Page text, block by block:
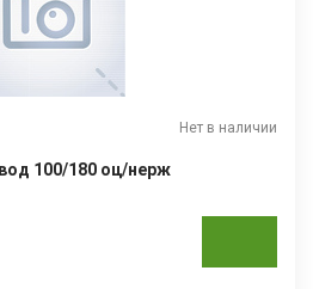
Нет в наличии
100/180 оц/нерж